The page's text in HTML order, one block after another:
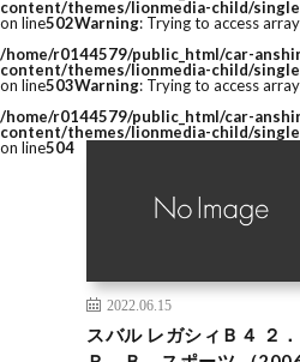
content/themes/lionmedia-child/
on line502Warning: Trying to access
/home/r0144579/public_html/car-
content/themes/lionmedia-child/
on line503Warning: Trying to access
/home/r0144579/public_html/car-
content/themes/lionmedia-child/
on line504
2022.06.15
スバル レガシィＢ４ ２